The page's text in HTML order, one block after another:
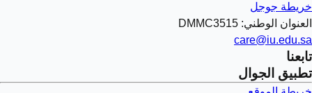
خريطة جوجل
العنوان الوطني: DMMC3515
care@iu.edu.sa
تابعنا
تطبيق الجوال